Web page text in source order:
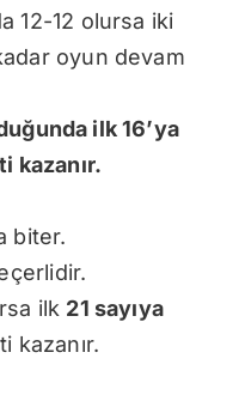
12-12 olursa iki
oyun devam
ilk 16’ya
kazanır.
biter.
ilk 21 sayıya
kazanır.